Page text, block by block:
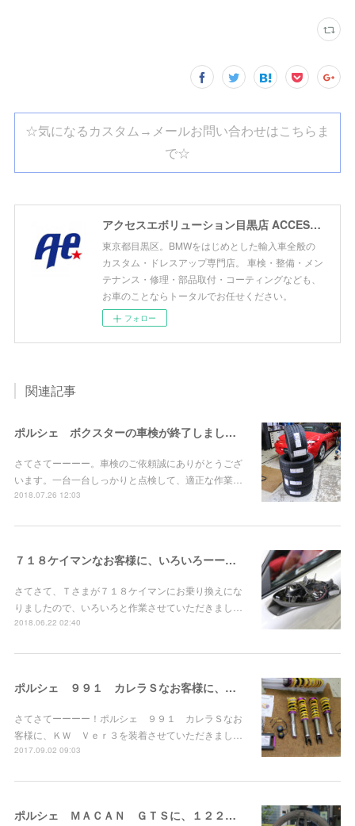
☆気になるカスタム→メールお問い合わせはこちらま
で☆
アクセスエボリューション目黒店 ACCESS EVOLUTION MEGURO
東京都目黒区。BMWをはじめとした輸入車全般の
カスタム・ドレスアップ専門店。 車検・整備・メン
テナンス・修理・部品取付・コーティングなども、
お車のことならトータルでお任せください。
フォロー
関連記事
ポルシェ ボクスターの車検が終了しました！
さてさてーーーー。車検のご依頼誠にありがとうござ
います。一台一台しっかりと点検して、適正な作業…
2018.07.26 12:03
７１８ケイマンなお客様に、いろいろーーーーー！
さてさて、Ｔさまが７１８ケイマンにお乗り換えにな
りましたので、いろいろと作業させていただきまし…
2018.06.22 02:40
ポルシェ ９９１ カレラＳなお客様に、ＫＷ Ｖｅｒ３お取り付け！
さてさてーーーー！ポルシェ ９９１ カレラＳなお
客様に、ＫＷ Ｖｅｒ３を装着させていただきまし…
2017.09.02 09:03
ポルシェ ＭＡＣＡＮ ＧＴＳに、１２２１ Ｗｈｅｅｌお取り付け！